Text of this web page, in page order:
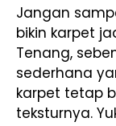
Jangan
bikin karpet
Tenang,
sederhana
karpet tetap
teksturnya.